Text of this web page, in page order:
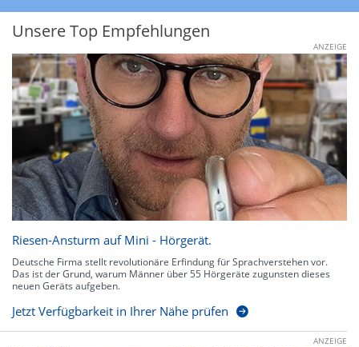
Unsere Top Empfehlungen
ANZEIGE
Riesen-Ansturm auf Mini - Hörgerät.
Deutsche Firma stellt revolutionäre Erfindung für Sprachverstehen vor.
Das ist der Grund, warum Männer über 55 Hörgeräte zugunsten dieses
neuen Geräts aufgeben.
Jetzt Verfügbarkeit in Ihrer Nähe prüfen
ANZEIGE